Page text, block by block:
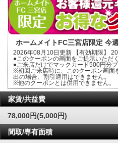
ホームメイトFC三宮店限定 今
2026年08月10日更新 【有効期限】
●このクーポンの画面をご提示いただ
●ご来店だけでマックカード500円分プ
※初回ご来店時に、このクーポン画面
出の場合、割引適用はできません。
※他のクーポンとは併用できません。
家賃/共益費
78,000円(5,000円)
間取/専有面積